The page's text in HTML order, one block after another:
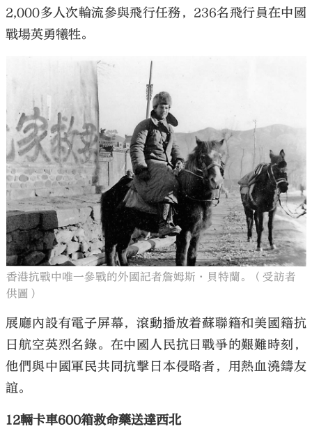
2,000多人次輪流參與飛行任務，236名飛行員在中國
戰場英勇犧牲。
香港抗戰中唯一參戰的外國記者詹姆斯·貝特蘭。（受訪者
供圖）
展廳內設有電子屏幕，滾動播放着蘇聯籍和美國籍抗
日航空英烈名錄。在中國人民抗日戰爭的艱難時刻，
他們與中國軍民共同抗擊日本侵略者，用熱血澆鑄友
誼。
12輛卡車600箱救命藥送達西北